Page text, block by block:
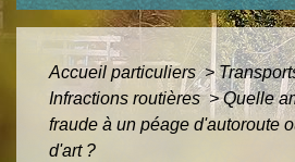
Accueil particuliers>
Infractions routières> Quelle
fraude à un péage d'autoroute
d'art ?